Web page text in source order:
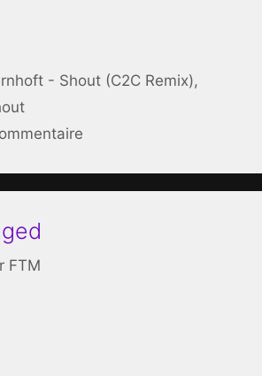
- Shout (C2C Remix),
FTM